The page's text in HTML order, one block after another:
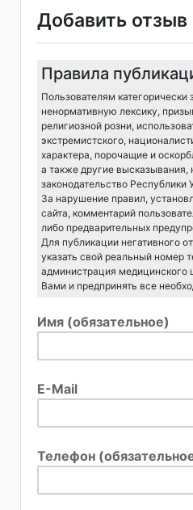
Добавить
Правила
Пользователям категорически
ненормативную лексику,
религиозной розни,
экстремистского,
характера, порочащие и
а также другие
законодательство Республики
За нарушение правил,
сайта, комментарий
либо предварительных
Для публикации негативного
указать свой реальный номер
администрация медицинского
Вами и предпринять все
Имя (обязательное)
E-Mail
Телефон